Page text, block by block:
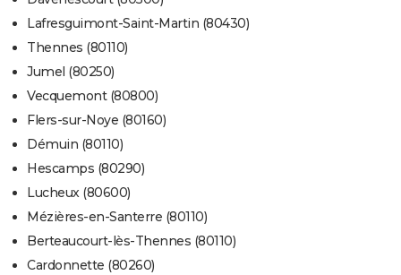
Lafresguimont-Saint-Martin (80430)
Thennes (80110)
Jumel (80250)
Vecquemont (80800)
Flers-sur-Noye (80160)
Démuin (80110)
Hescamps (80290)
Lucheux (80600)
Mézières-en-Santerre (80110)
Berteaucourt-lès-Thennes (80110)
Cardonnette (80260)